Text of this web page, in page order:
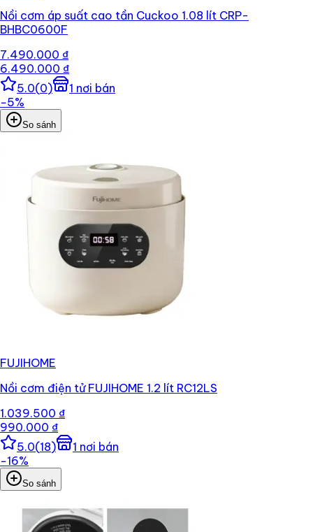
Nồi cơm áp suất cao tần Cuckoo 1.08 lít CRP-
BHBC0600F
7.490.000 ₫
6.490.000 ₫
5.0(0) 1 nơi bán
−5%
So sánh
FUJIHOME
Nồi cơm điện tử FUJIHOME 1.2 lít RC12LS
1.039.500 ₫
990.000 ₫
5.0(18) 1 nơi bán
−16%
So sánh